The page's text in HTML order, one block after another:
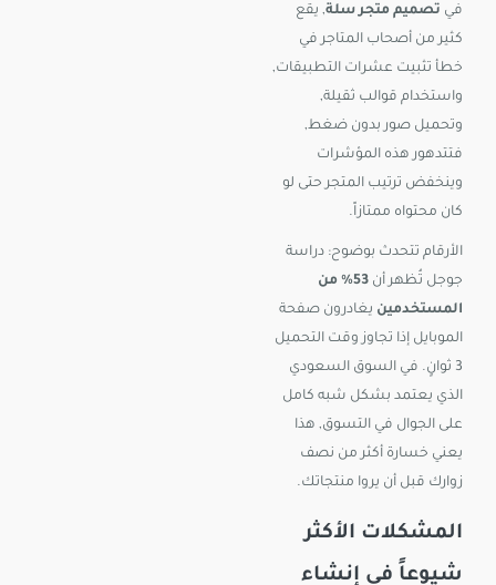
في تصميم متجر سلة, يقع
كثير من أصحاب المتاجر في
خطأ تثبيت عشرات التطبيقات,
واستخدام قوالب ثقيلة,
وتحميل صور بدون ضغط,
فتتدهور هذه المؤشرات
وينخفض ترتيب المتجر حتى لو
كان محتواه ممتازاً.
الأرقام تتحدث بوضوح: دراسة
جوجل تُظهر أن
53% من
المستخدمين يغادرون صفحة
الموبايل إذا تجاوز وقت التحميل
3 ثوانٍ. في السوق السعودي
الذي يعتمد بشكل شبه كامل
على الجوال في التسوق, هذا
يعني خسارة أكثر من نصف
زوارك قبل أن يروا منتجاتك.
المشكلات الأكثر
شيوعاً في إنشاء